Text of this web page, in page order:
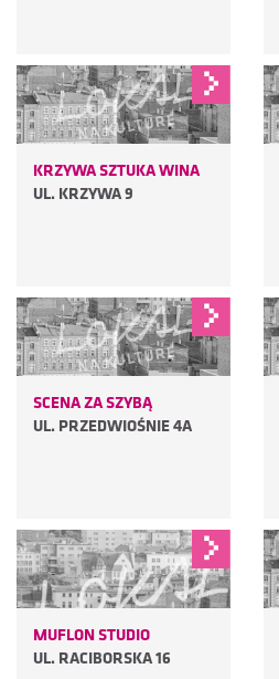
KRZYWA SZTUKA WINA
UL. KRZYWA 9
SCENA ZA SZYBĄ
UL. PRZEDWIOŚNIE 4A
MUFLON STUDIO
UL. RACIBORSKA 16